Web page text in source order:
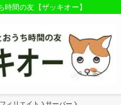
時間の友【ザッキオー】